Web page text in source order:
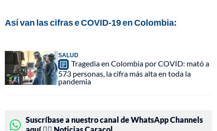
Así van las cifras e COVID-19 en Colombia:
SALUD
Tragedia en Colombia por COVID: mató a
573 personas, la cifra más alta en toda la
pandemia
Suscríbase a nuestro canal de WhatsApp Channels